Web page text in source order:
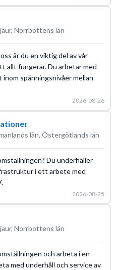
Norrbottens län
är du en viktig del av vår
allt fungerar. Du arbetar med
spänningsnivåer mellan
2026-08-26
län, Östergötlands län
Du underhåller
i ett arbete med
2026-08-25
Norrbottens län
och arbeta i en
med underhåll och service av